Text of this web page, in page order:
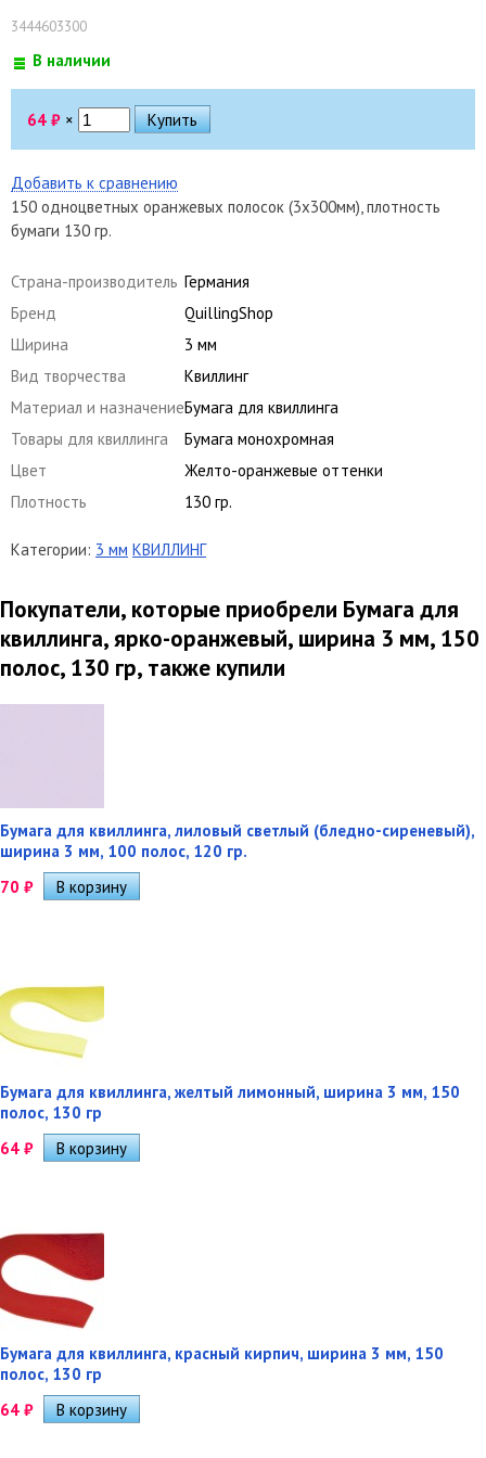
3444603300
В наличии
64 ₽ ×
Добавить к сравнению
150 одноцветных оранжевых полосок (3х300мм), плотность
бумаги 130 гр.
Страна-производитель Германия
Бренд
QuillingShop
Ширина
3 мм
Вид творчества
Квиллинг
Материал и назначениеБумага для квиллинга
Товары для квиллинга
Бумага монохромная
Цвет
Желто-оранжевые оттенки
Плотность
130 гр.
Категории: 3 мм КВИЛЛИНГ
Покупатели, которые приобрели Бумага для
квиллинга, ярко-оранжевый, ширина 3 мм, 150
полос, 130 гр, также купили
Бумага для квиллинга, лиловый светлый (бледно-сиреневый),
ширина 3 мм, 100 полос, 120 гр.
70 ₽
Бумага для квиллинга, желтый лимонный, ширина 3 мм, 150
полос, 130 гр
64 ₽
Бумага для квиллинга, красный кирпич, ширина 3 мм, 150
полос, 130 гр
64 ₽